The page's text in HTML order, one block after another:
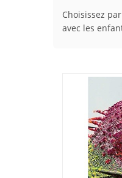
Choisissez
avec les